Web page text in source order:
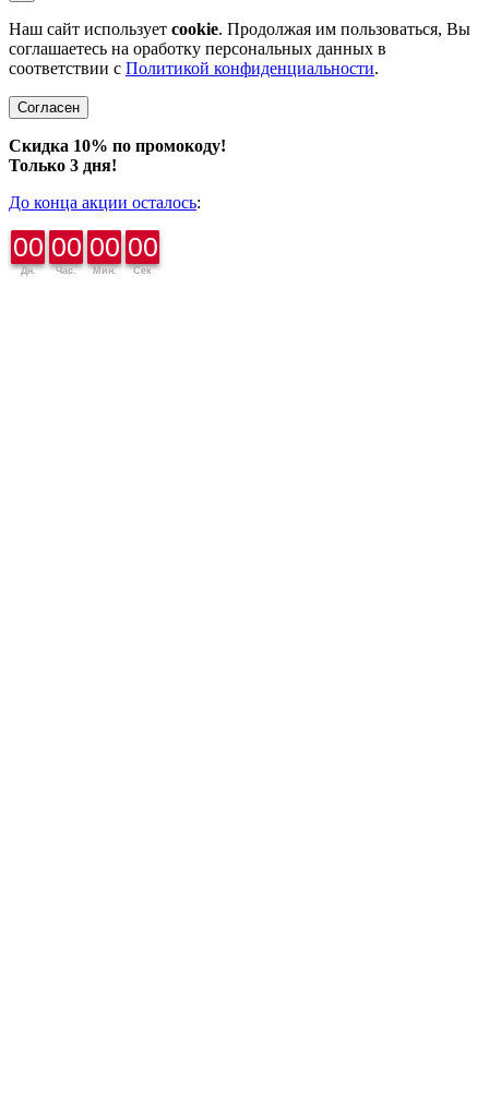
Наш сайт использует cookie. Продолжая им пользоваться, Вы
соглашаетесь на оработку персональных данных в
соответствии с Политикой конфиденциальности.
Согласен
Скидка 10% по промокоду!
Только 3 дня!
До конца акции осталось:
00
Дн.
00
Час.
00
Мин.
00
Сек